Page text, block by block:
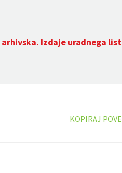
arhivska. Izdaje uradnega
KOPIRAJ